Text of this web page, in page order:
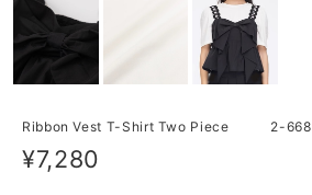
Ribbon Vest T-Shirt Two Piece 2-668
¥7,280